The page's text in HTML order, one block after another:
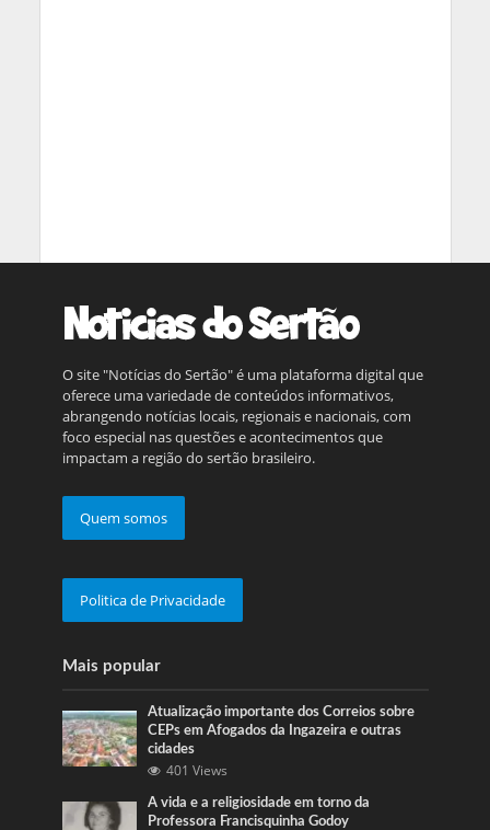
O site "Notícias do Sertão" é uma plataforma digital que
oferece uma variedade de conteúdos informativos,
abrangendo notícias locais, regionais e nacionais, com
foco especial nas questões e acontecimentos que
impactam a região do sertão brasileiro.
Quem somos
Politica de Privacidade
Mais popular
Atualização importante dos Correios sobre
CEPs em Afogados da Ingazeira e outras
cidades
401 Views
A vida e a religiosidade em torno da
Professora Francisquinha Godoy